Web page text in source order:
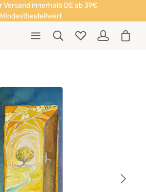
Versand innerhalb DE ab 39€
Mindestbestellwert